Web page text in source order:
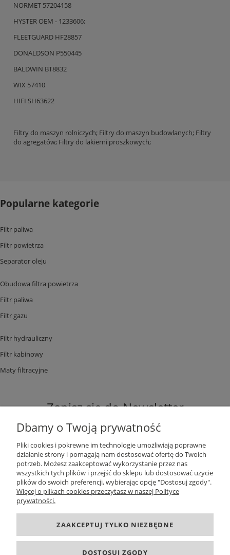
NORMET 57204158
HYSTER OEM - 1233606;
FLEETGUARD HF28857
DONALDSON P550445
BALDWIN BT8832
WIX 57410
HIFI SH63622
Filtry do maszyn rolniczych; Filtry do maszyn budowlanych; Filtry
do agregatów; Filtry do lakierni proszkowych;
Popularne kategorie
Filtr paliwa
Filtr powietrza
Separator oleju
Obudowa filtra powietrza
Filtr paliwa
Filtr gazu
Filtr hydrauliczny
Filtr kabinowy
Maty filtracyjne
Zapisz się do Newsletter
ZAPISZ SIĘ
Dbamy o Twoją prywatność
Pliki cookies i pokrewne im technologie umożliwiają poprawne
działanie strony i pomagają nam dostosować ofertę do Twoich
potrzeb. Możesz zaakceptować wykorzystanie przez nas
wszystkich tych plików i przejść do sklepu lub dostosować użycie
plików do swoich preferencji, wybierając opcję "Dostosuj zgody".
Więcej o plikach cookies przeczytasz w naszej Polityce
prywatności.
ZAAKCEPTUJ TYLKO NIEZBĘDNE
DOSTOSUJ ZGODY